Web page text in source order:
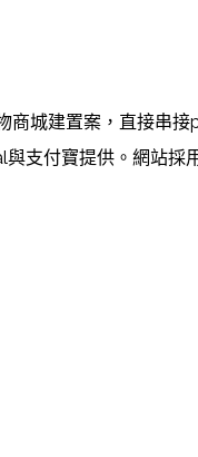
商城建置案，直接串
支付寶提供。網站採